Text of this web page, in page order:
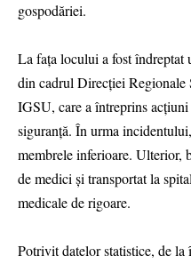
gospodăriei.
La fața locului a fost îndreptat
din cadrul Direcției Regionale
IGSU, care a întreprins
siguranță. În urma
membrele inferioare. Ulterior,
de medici și transportat la
medicale de rigoare.
Potrivit datelor statistice, de